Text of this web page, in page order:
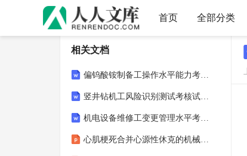
首页 全部分类
相关文档
偏钨酸铵制备工操作水平能力考核试卷含答案
竖井钻机工风险识别测试考核试卷含答案
机电设备维修工变更管理水平考核试卷含答案
心肌梗死合并心源性休克的机械循环支持2026